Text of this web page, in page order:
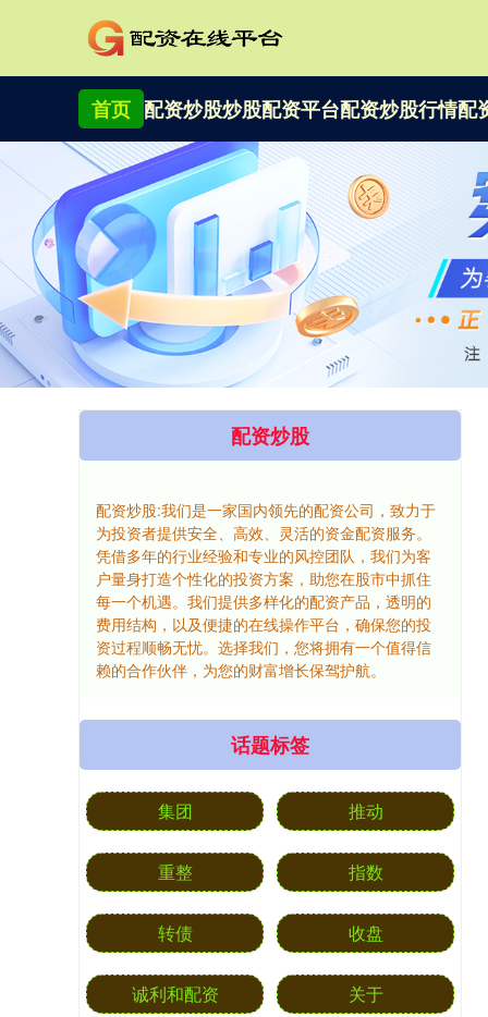
首页 配资炒股炒股配资平台配资炒股行情配
配资炒股
配资炒股:我们是一家国内领先的配资公司，致力于
为投资者提供安全、高效、灵活的资金配资服务。
凭借多年的行业经验和专业的风控团队，我们为客
户量身打造个性化的投资方案，助您在股市中抓住
每一个机遇。我们提供多样化的配资产品，透明的
费用结构，以及便捷的在线操作平台，确保您的投
资过程顺畅无忧。选择我们，您将拥有一个值得信
赖的合作伙伴，为您的财富增长保驾护航。
话题标签
集团 推动
重整 指数
转债 收盘
诚利和配资 关于